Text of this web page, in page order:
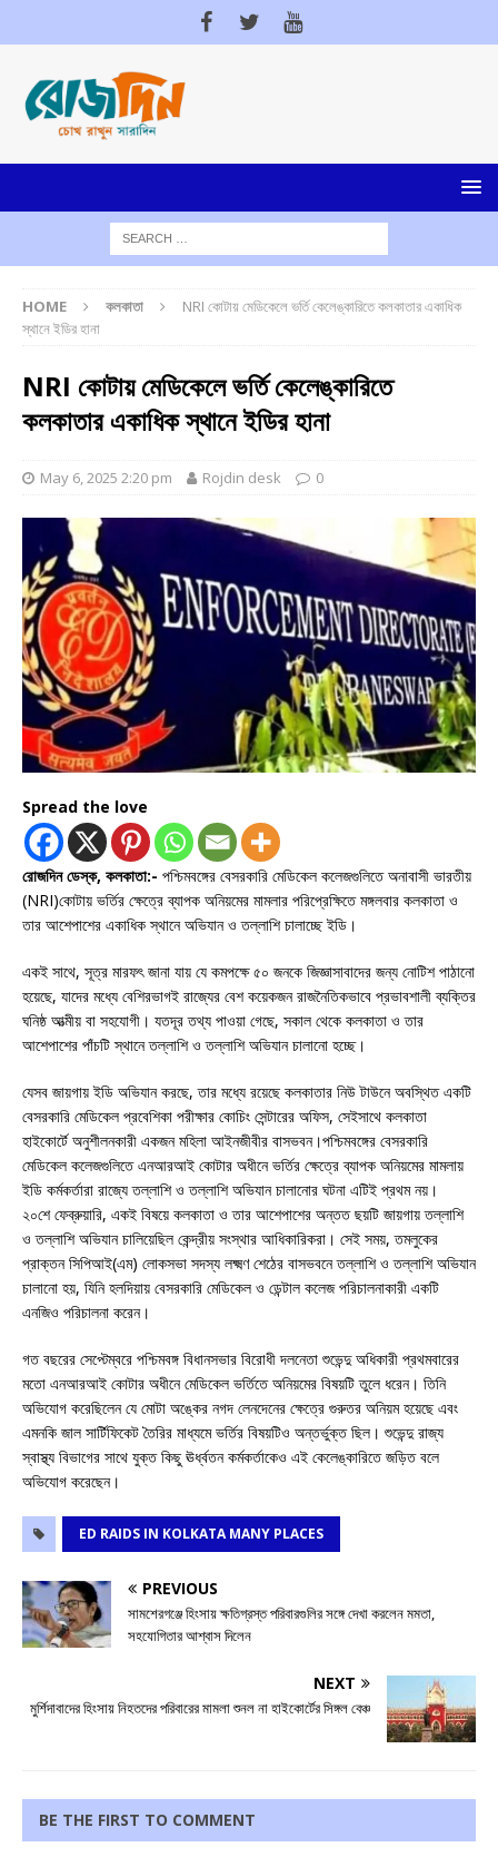
HOME কলকাতা
NRI কোটায় মেডিকেলে ভর্তি কেলেঙ্কারিতে কলকাতার একাধিক
স্থানে ইডির হানা
NRI কোটায় মেডিকেলে ভর্তি কেলেঙ্কারিতে
কলকাতার একাধিক স্থানে ইডির হানা
May 6, 2025 2:20 pm Rojdin desk 0
Spread the love
রোজদিন ডেস্ক, কলকাতা:- পশ্চিমবঙ্গের বেসরকারি মেডিকেল কলেজগুলিতে অনাবাসী ভারতীয়
(NRI)কোটায় ভর্তির ক্ষেত্রে ব্যাপক অনিয়মের মামলার পরিপ্রেক্ষিতে মঙ্গলবার কলকাতা ও
তার আশেপাশের একাধিক স্থানে অভিযান ও তল্লাশি চালাচ্ছে ইডি।
একই সাথে, সূত্র মারফৎ জানা যায় যে কমপক্ষে ৫০ জনকে জিজ্ঞাসাবাদের জন্য নোটিশ পাঠানো
হয়েছে, যাদের মধ্যে বেশিরভাগই রাজ্যের বেশ কয়েকজন রাজনৈতিকভাবে প্রভাবশালী ব্যক্তির
ঘনিষ্ঠ আত্মীয় বা সহযোগী। যতদূর তথ্য পাওয়া গেছে, সকাল থেকে কলকাতা ও তার
আশেপাশের পাঁচটি স্থানে তল্লাশি ও তল্লাশি অভিযান চালানো হচ্ছে।
যেসব জায়গায় ইডি অভিযান করছে, তার মধ্যে রয়েছে কলকাতার নিউ টাউনে অবস্থিত একটি
বেসরকারি মেডিকেল প্রবেশিকা পরীক্ষার কোচিং সেন্টারের অফিস, সেইসাথে কলকাতা
হাইকোর্টে অনুশীলনকারী একজন মহিলা আইনজীবীর বাসভবন।পশ্চিমবঙ্গের বেসরকারি
মেডিকেল কলেজগুলিতে এনআরআই কোটার অধীনে ভর্তির ক্ষেত্রে ব্যাপক অনিয়মের মামলায়
ইডি কর্মকর্তারা রাজ্যে তল্লাশি ও তল্লাশি অভিযান চালানোর ঘটনা এটিই প্রথম নয়।
২০শে ফেব্রুয়ারি, একই বিষয়ে কলকাতা ও তার আশেপাশের অন্তত ছয়টি জায়গায় তল্লাশি
ও তল্লাশি অভিযান চালিয়েছিল কেন্দ্রীয় সংস্থার আধিকারিকরা। সেই সময়, তমলুকের
প্রাক্তন সিপিআই(এম) লোকসভা সদস্য লক্ষ্মণ শেঠের বাসভবনে তল্লাশি ও তল্লাশি অভিযান
চালানো হয়, যিনি হলদিয়ায় বেসরকারি মেডিকেল ও ডেন্টাল কলেজ পরিচালনাকারী একটি
এনজিও পরিচালনা করেন।
গত বছরের সেপ্টেম্বরে পশ্চিমবঙ্গ বিধানসভার বিরোধী দলনেতা শুভেন্দু অধিকারী প্রথমবারের
মতো এনআরআই কোটার অধীনে মেডিকেল ভর্তিতে অনিয়মের বিষয়টি তুলে ধরেন। তিনি
অভিযোগ করেছিলেন যে মোটা অঙ্কের নগদ লেনদেনের ক্ষেত্রে গুরুতর অনিয়ম হয়েছে এবং
এমনকি জাল সার্টিফিকেট তৈরির মাধ্যমে ভর্তির বিষয়টিও অন্তর্ভুক্ত ছিল। শুভেন্দু রাজ্য
স্বাস্থ্য বিভাগের সাথে যুক্ত কিছু ঊর্ধ্বতন কর্মকর্তাকেও এই কেলেঙ্কারিতে জড়িত বলে
অভিযোগ করেছেন।
ED RAIDS IN KOLKATA MANY PLACES
PREVIOUS
সামশেরগঞ্জে হিংসায় ক্ষতিগ্রস্ত পরিবারগুলির সঙ্গে দেখা করলেন মমতা,
সহযোগিতার আশ্বাস দিলেন
NEXT
মুর্শিদাবাদের হিংসায় নিহতদের পরিবারের মামলা শুনল না হাইকোর্টের সিঙ্গল বেঞ্চ
BE THE FIRST TO COMMENT